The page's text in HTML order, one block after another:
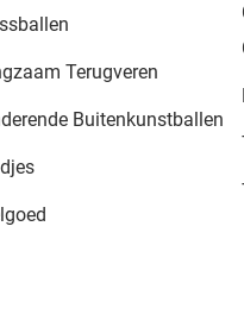
Terugveren
Buitenkunstballen